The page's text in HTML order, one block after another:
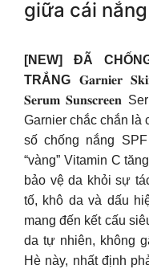
giữa cái
[NEW] ĐÃ
TRẮNG 𝐆𝐚𝐫𝐧𝐢𝐞𝐫
𝐒𝐞𝐫𝐮𝐦 𝐒𝐮𝐧𝐬𝐜𝐫𝐞𝐞𝐧
Garnier chắc chắn là
số chống nắng
“vàng” Vitamin C
bảo vệ da khỏi sự
tố, khô da và dấu
mang đến kết cấu
da tự nhiên, không
Hè này, nhất định